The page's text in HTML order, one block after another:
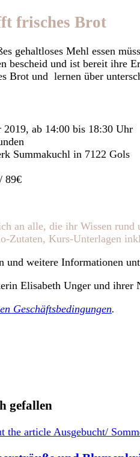
frisches Brot
gehaltloses Mehl essen
bescheid und ist bereit ihre
Brot und lernen über
2019, ab 14:00 bis 18:30 Uhr
Summakuchl in 7122 Gols
89€
an alle, die ihr Wissen
Zutaten, Kurs-Unterlagen
und weitere Informationen
Elisabeth Unger und ihrer
Geschäftsbedingungen.
gefallen